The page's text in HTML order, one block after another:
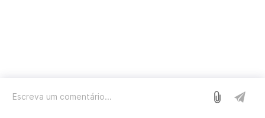
Nós usamos o Sleekplan